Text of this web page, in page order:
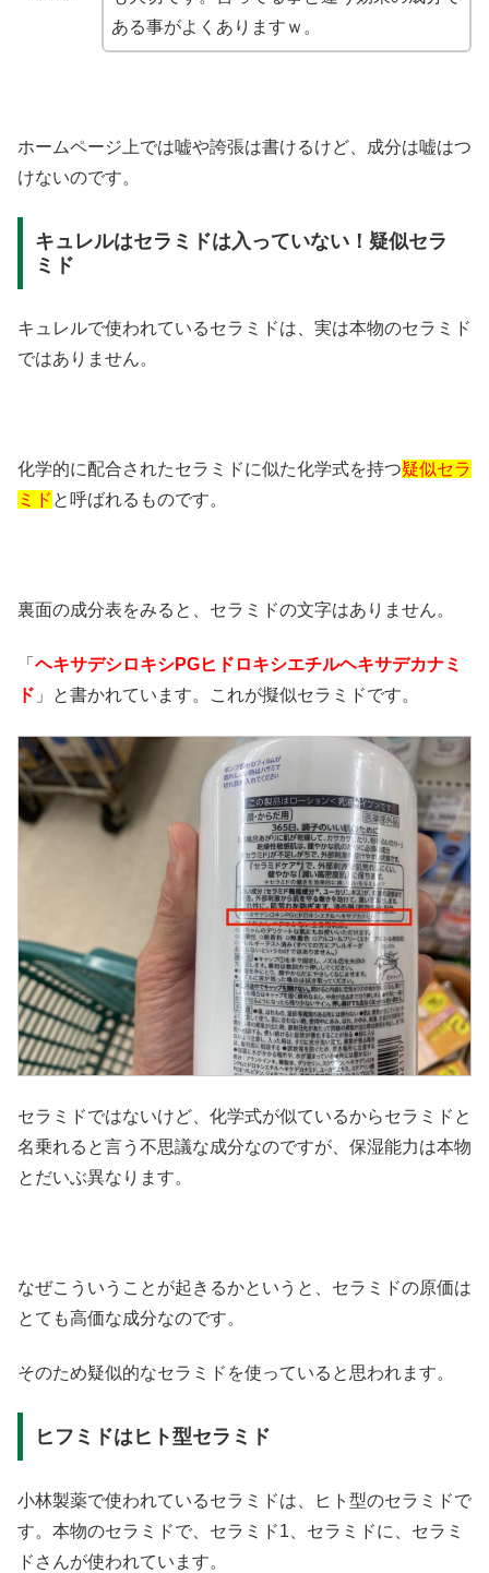
ある事がよくありますｗ。
ホームページ上では嘘や誇張は書けるけど、成分は嘘はつ
けないのです。
キュレルはセラミドは入っていない！疑似セラ
ミド
キュレルで使われているセラミドは、実は本物のセラミド
ではありません。
化学的に配合されたセラミドに似た化学式を持つ疑似セラ
ミド と呼ばれるものです。
裏面の成分表をみると、セラミドの文字はありません。
「 ヘキサデシロキシPGヒドロキシエチルヘキサデカナミ
ド 」と書かれています。これが擬似セラミドです。
セラミドではないけど、化学式が似ているからセラミドと
名乗れると言う不思議な成分なのですが、保湿能力は本物
とだいぶ異なります。
なぜこういうことが起きるかというと、セラミドの原価は
とても高価な成分なのです。
そのため疑似的なセラミドを使っていると思われます。
ヒフミドはヒト型セラミド
小林製薬で使われているセラミドは、ヒト型のセラミドで
す。本物のセラミドで、セラミド1 、セラミドに、セラミ
ドさんが使われています。